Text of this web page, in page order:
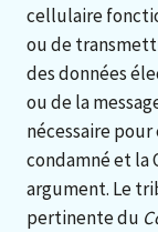
cellulaire
ou de
des données
ou de la
nécessaire
condamné et la
argument. Le
pertinente du